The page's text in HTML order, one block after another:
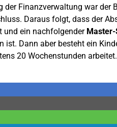
der Finanzverwaltung war der
Daraus folgt, dass der
und ein nachfolgenderMaster-
ist. Dann aber besteht ein
20 Wochenstunden arbeitet.